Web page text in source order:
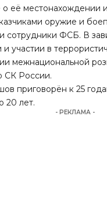
её местонахождении
оружие и
сотрудники ФСБ. В
участии в
межнациональной
СК России.
приговорён к 25
20 лет.
- РЕКЛАМА -